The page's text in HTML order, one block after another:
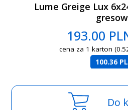
Lume Greige Lux
193.00
cena za 1 karton
100.36
Do